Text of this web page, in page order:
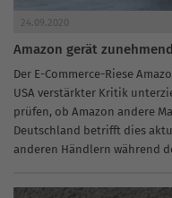
24.09.2020
Amazon gerät
Der E-Commerce-Riese
USA verstärkter Kritik
prüfen, ob Amazon andere
Deutschland betrifft dies
anderen Händlern während